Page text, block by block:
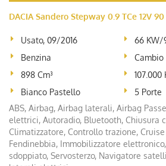
DACIA Sandero Stepway 0.9 TCe 12V
Usato, 09/2016
66 KW/
Benzina
Cambio
898 Cm³
107.000
Bianco Pastello
5 Porte
ABS, Airbag, Airbag laterali, Airbag
elettrici, Autoradio, Bluetooth, Chiusura
Climatizzatore, Controllo trazione, Cruise
Fendinebbia, Immobilizzatore
sdoppiato, Servosterzo, Navigatore